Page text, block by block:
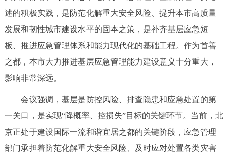
绿色北京 图说北京 视频北京
多语种
ENGLISH 한국어 日本語
ESPAÑOL العربية PORTUGUÊS
ITALIANO
述的积极实践，是防范化解重大安全风险、提升本市高质量
发展和韧性城市建设水平的固本之策，是补齐基层应急短
板、推进应急管理体系和能力现代化的基础工程。作为首善
之都，本市大力推进基层应急管理能力建设意义十分重大，
影响非常深远。
会议强调，基层是防控风险、排查隐患和应急处置的第
一关口，是实现“降概率、控损失”目标的关键环节。当前，北
京正处于建设国际一流和谐宜居之都的关键阶段，应急管理
部门承担着防范化解重大安全风险、及时应对处置各类灾害